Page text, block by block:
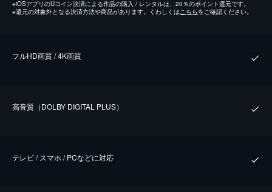
※iOSアプリのUコイン決済による作品の購入 / レンタルは、20％のポイント還元です。
※還元の対象外となる決済方法や商品があります。くわしくはこちらをご確認ください。
フルHD画質 / 4K画質
⾼⾳質（DOLBY DIGITAL PLUS）
テレビ / スマホ / PCなどに対応